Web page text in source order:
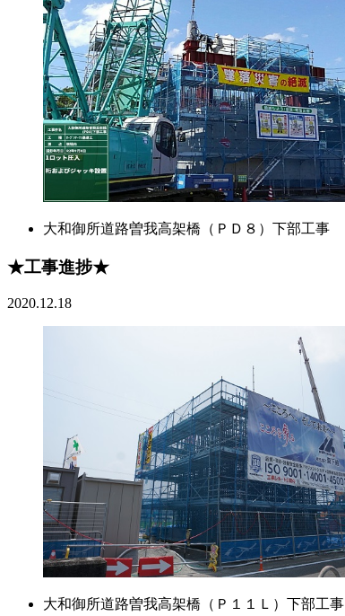
大和御所道路曽我高架橋（ＰＤ８）下部工事
★工事進捗★
2020.12.18
大和御所道路曽我高架橋（Ｐ１１Ｌ）下部工事